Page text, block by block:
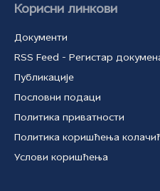
Корисни линкови
Документи
RSS Feed - Регистар
Публикације
Пословни подаци
Политика приватности
Политика коришћења
Услови коришћења